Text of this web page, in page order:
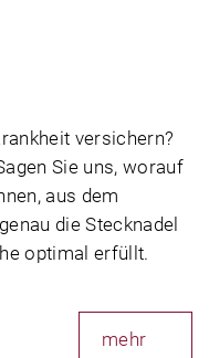
versichern?
Sie uns, worauf
aus dem
die Stecknadel
optimal erfüllt.
mehr